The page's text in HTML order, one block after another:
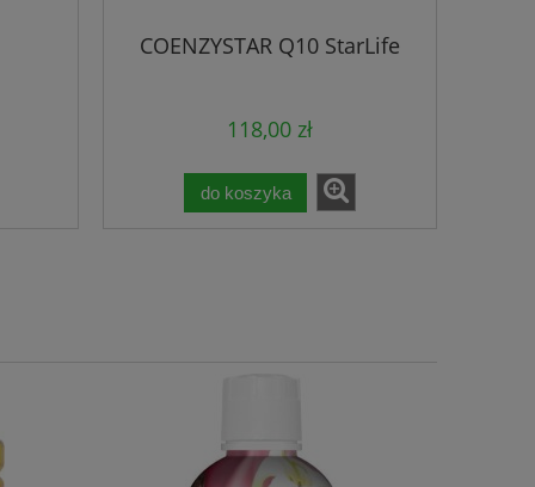
COENZYSTAR Q10 StarLife
118,00 zł
do koszyka